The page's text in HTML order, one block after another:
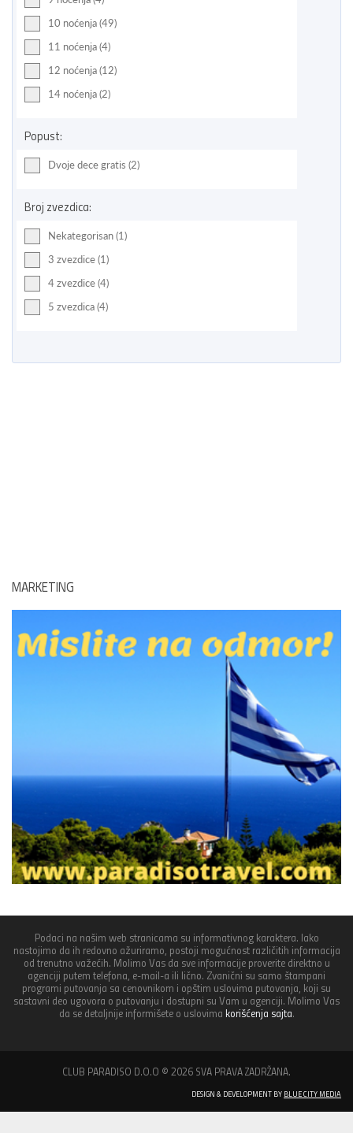
10 noćenja (49)
11 noćenja (4)
12 noćenja (12)
14 noćenja (2)
Popust:
Dvoje dece gratis (2)
Broj zvezdica:
Nekategorisan (1)
3 zvezdice (1)
4 zvezdice (4)
5 zvezdica (4)
MARKETING
Podaci na našim web stranicama su informativnog karaktera. Iako
nastojimo da ih redovno ažuriramo, postoji mogućnost različitih informacija
od trenutno važećih. Molimo Vas da sve informacije proverite direktno u
agenciji putem telefona, e-mail-a ili lično. Zvanični su samo štampani
programi putovanja sa cenovnikom i opštim uslovima putovanja, koji su
sastavni deo ugovora o putovanju i dostupni su Vam u agenciji. Molimo Vas
da se detaljnije informišete o uslovima korišćenja sajta.
CLUB PARADISO D.O.O © 2026 SVA PRAVA ZADRŽANA.
DESIGN & DEVELOPMENT BY BLUE CITY MEDIA